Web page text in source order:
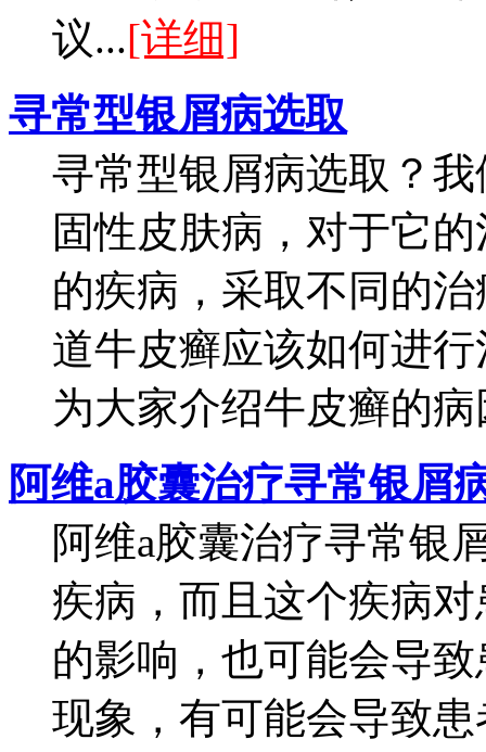
议...[详细]
寻常型银屑病选取
寻常型银屑病选取？
固性皮肤病，对于它
的疾病，采取不同的
道牛皮癣应该如何进
为大家介绍牛皮癣的
阿维a胶囊治疗寻常银屑
阿维a胶囊治疗寻常银
疾病，而且这个疾病
的影响，也可能会导
现象，有可能会导致